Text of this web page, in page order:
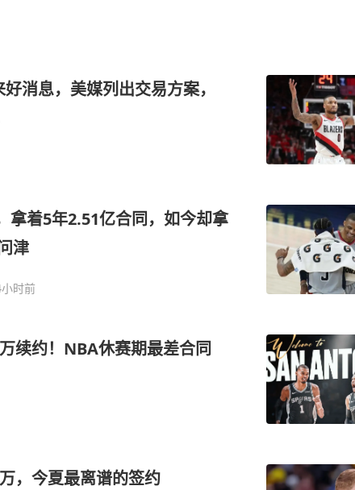
消息，美媒列出交易方案，
拿着5年2.51亿合同，如今却拿
津
时前
续约！NBA休赛期最差合同
，今夏最离谱的签约